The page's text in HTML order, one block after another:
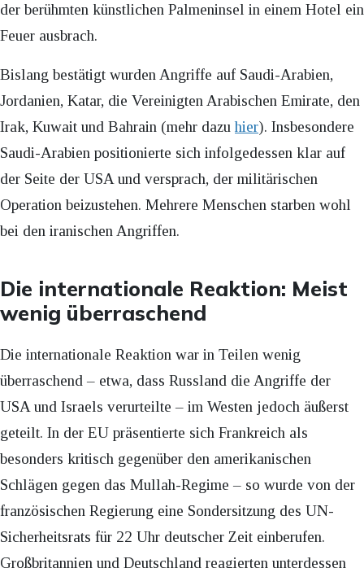
der berühmten künstlichen Palmeninsel in einem Hotel ein
Feuer ausbrach.
Bislang bestätigt wurden Angriffe auf Saudi-Arabien,
Jordanien, Katar, die Vereinigten Arabischen Emirate, den
Irak, Kuwait und Bahrain (mehr dazuhier). Insbesondere
Saudi-Arabien positionierte sich infolgedessen klar auf
der Seite der USA und versprach, der militärischen
Operation beizustehen. Mehrere Menschen starben wohl
bei den iranischen Angriffen.
Die internationale Reaktion: Meist
wenig überraschend
Die internationale Reaktion war in Teilen wenig
überraschend – etwa, dass Russland die Angriffe der
USA und Israels verurteilte – im Westen jedoch äußerst
geteilt. In der EU präsentierte sich Frankreich als
besonders kritisch gegenüber den amerikanischen
Schlägen gegen das Mullah-Regime – so wurde von der
französischen Regierung eine Sondersitzung des UN-
Sicherheitsrats für 22 Uhr deutscher Zeit einberufen.
Großbritannien und Deutschland reagierten unterdessen